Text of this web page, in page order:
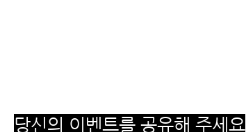
당신의 이벤트를 공유해 주세요